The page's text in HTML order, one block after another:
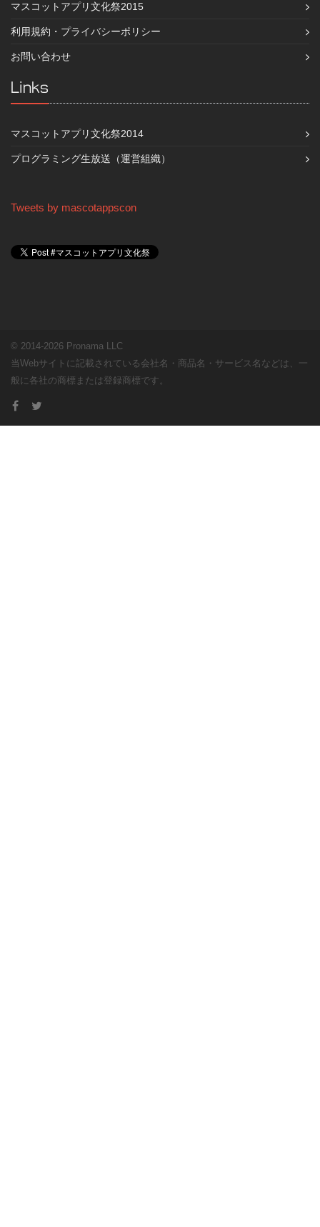
マスコットアプリ文化祭2015
利用規約・プライバシーポリシー
お問い合わせ
Links
マスコットアプリ文化祭2014
プログラミング生放送（運営組織）
Tweets by mascotappscon
© 2014-2026 Pronama LLC
当Webサイトに記載されている会社名・商品名・サービス名などは、一
般に各社の商標または登録商標です。